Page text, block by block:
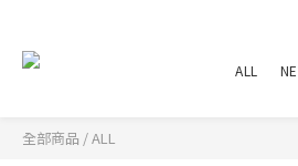
ALL
全部商品 /ALL